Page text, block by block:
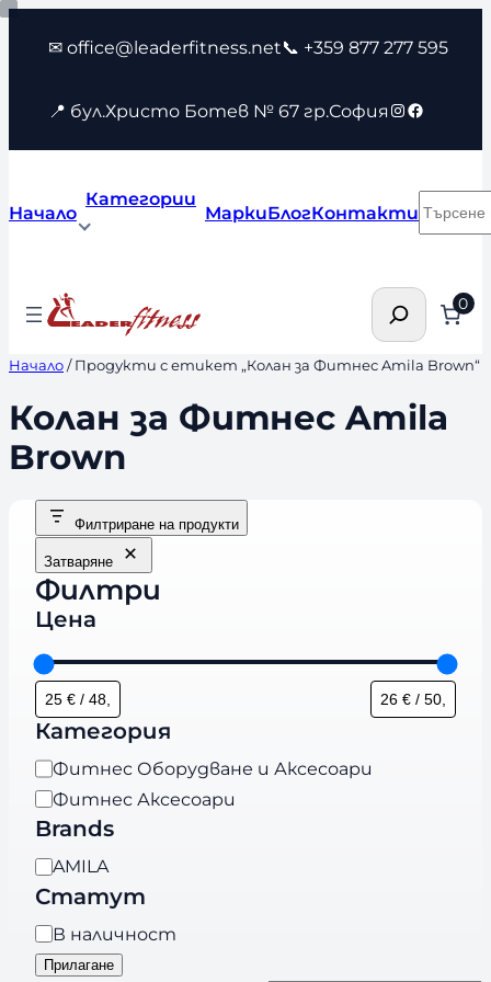
Към
съдържанието
✉ office@leaderfitness.net📞 +359 877 277 595
📍 бул.Христо Ботев № 67 гр.София Instagram
Facebook
Начало
Категории
МаркиБлогКонтакти
Търсене 0
Начало/ Продукти с етикет „Колан за Фитнес Amila Brown“
Колан за Фитнес Amila
Brown
Филтриране на продукти
Затваряне
Филтри
Цена
Категория
К
а
т
г
о
р
и
Фитнес Оборудване и Аксесоари
Фитнес Аксесоари
Brands
B
r
a
n
d
AMILA
Статут
Н
а
В наличност
Прилагане